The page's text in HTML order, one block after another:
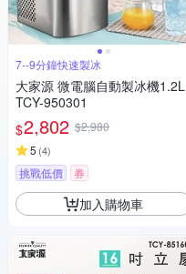
7--9分鐘快速製冰
大家源 微電腦自動製冰機1.2L
TCY-950301
$2,802 $2,980
5 (4)
挑戰低價 券
加入購物車